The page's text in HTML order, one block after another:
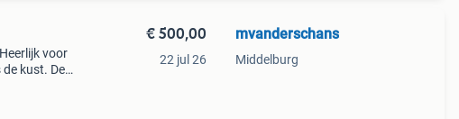
voor
kust. De
€ 500,00
22 jul 26
mvanderschans
Middelburg